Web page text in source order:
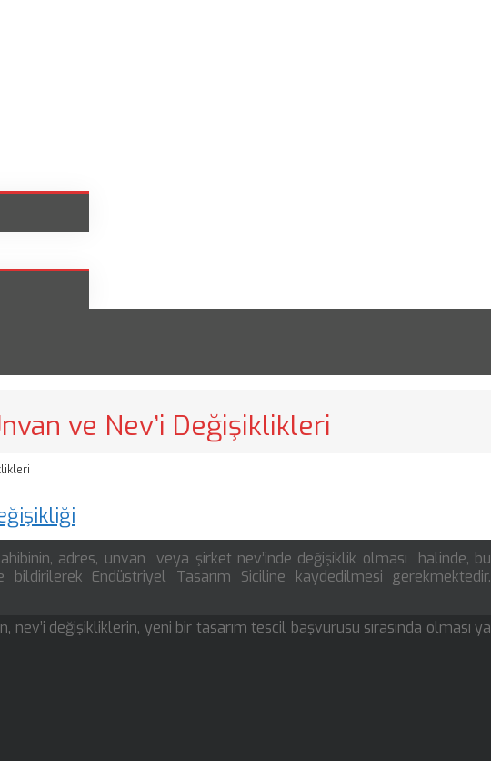
ve Nev’i Değişiklikleri
adres, unvan veya şirket nev’inde değişiklik olması halinde, bu
Endüstriyel Tasarım Siciline kaydedilmesi gerekmektedir.
nev’i değişikliklerin, yeni bir tasarım tescil başvurusu sırasında olması ya